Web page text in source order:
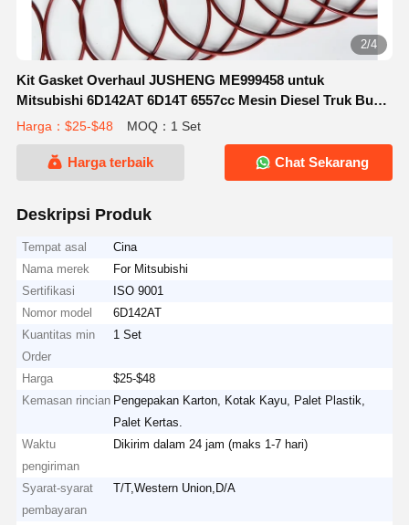
2/4
Kit Gasket Overhaul JUSHENG ME999458 untuk
Mitsubishi 6D142AT 6D14T 6557cc Mesin Diesel Truk Bus
6600 Kit Pembangunan Kembali
Harga：$25-$48 MOQ：1 Set
Harga terbaik Chat Sekarang
Deskripsi Produk
Tempat asal
Cina
Nama merek
For Mitsubishi
Sertifikasi
ISO 9001
Nomor model
6D142AT
Kuantitas min
Order
1 Set
Harga
$25-$48
Kemasan rincian Pengepakan Karton, Kotak Kayu, Palet Plastik,
Palet Kertas.
Waktu
pengiriman
Dikirim dalam 24 jam (maks 1-7 hari)
Syarat-syarat
pembayaran
T/T,Western Union,D/A